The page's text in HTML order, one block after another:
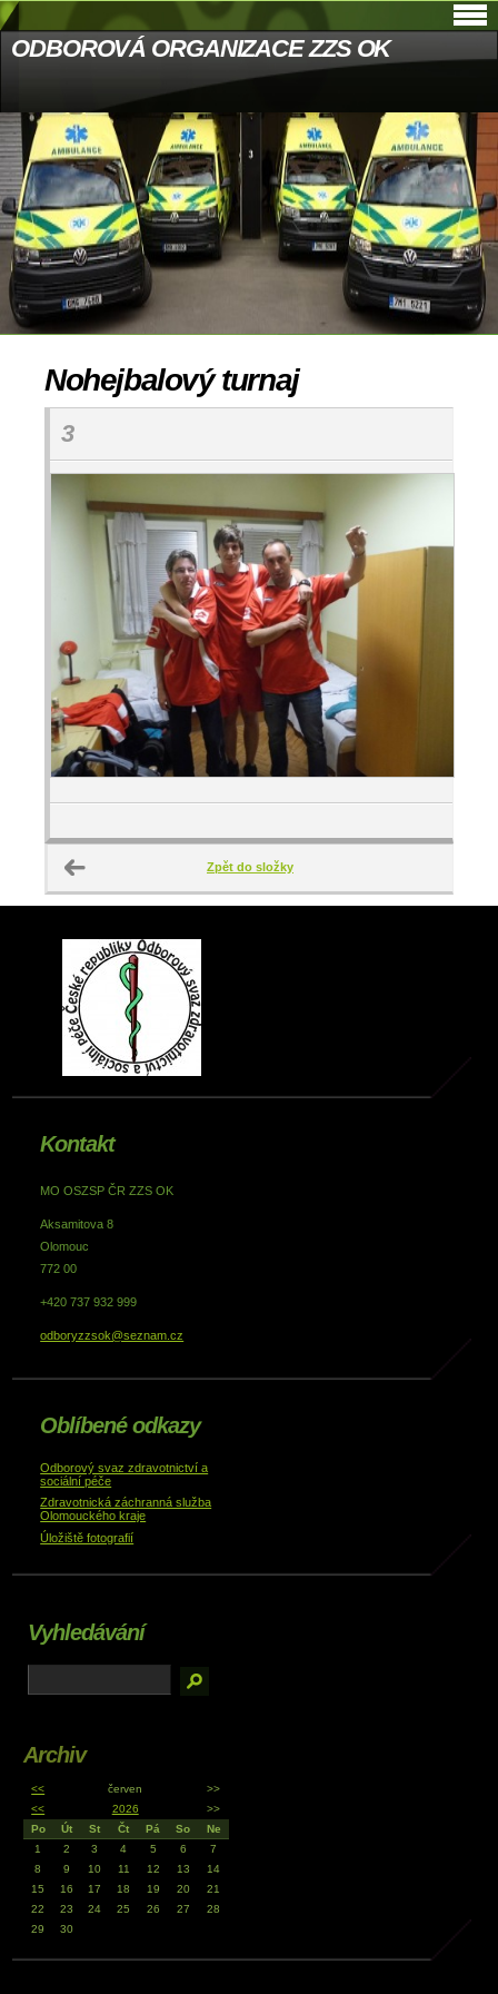
ODBOROVÁ ORGANIZACE ZZS OK
Nohejbalový turnaj
3
Zpět do složky
Kontakt
MO OSZSP ČR ZZS OK
Aksamitova 8
Olomouc
772 00
+420 737 932 999
odboryzzsok@seznam.cz
Oblíbené odkazy
Odborový svaz zdravotnictví a
sociální péče
Zdravotnická záchranná služba
Olomouckého kraje
Úložiště fotografií
Vyhledávání
Archiv
<< červen
>>
<<
2026
>>
Po
Út St Čt Pá So
Ne
1
2 3 4 5 6
7
8
9 10 11 12 13
14
15
16 17 18 19 20
21
22
23 24 25 26 27
28
29
30